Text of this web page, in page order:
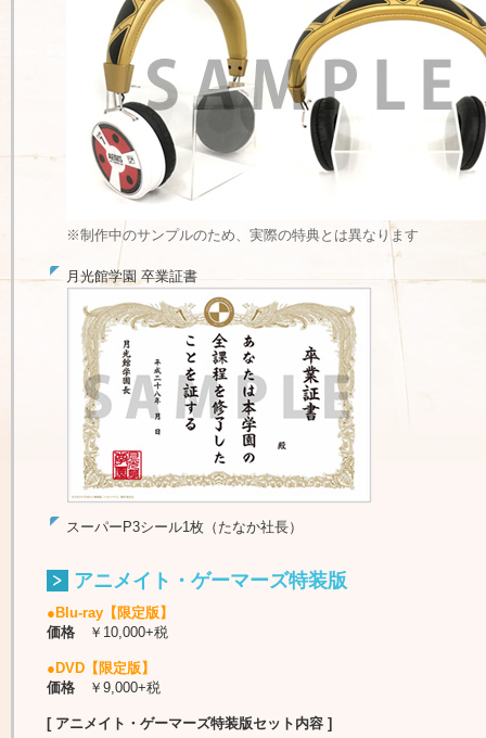
※制作中のサンプルのため、実際の特典とは異なります
月光館学園 卒業証書
スーパーP3シール1枚（たなか社長）
アニメイト・ゲーマーズ特装版
●Blu-ray【限定版】
価格 ￥10,000+税
●DVD【限定版】
価格 ￥9,000+税
[ アニメイト・ゲーマーズ特装版セット内容 ]